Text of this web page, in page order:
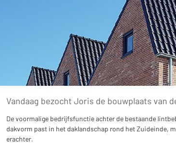
Vandaag bezocht Joris de bouwplaats van
De voormalige bedrijfsfunctie achter de bestaande
dakvorm past in het daklandschap rond het Zuideinde,
erachter.